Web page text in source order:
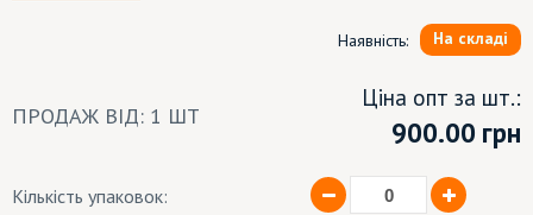
Наявність: На складі
ПРОДАЖ ВІД: 1 ШТ
Ціна опт за шт.:
900.00 грн
Кількість упаковок: